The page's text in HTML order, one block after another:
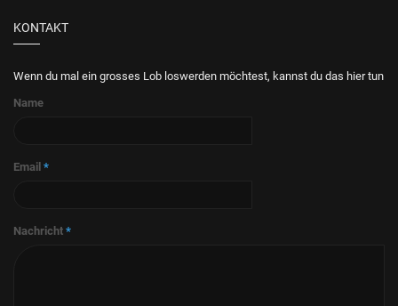
KONTAKT
Wenn du mal ein grosses Lob loswerden möchtest, kannst du das hier tun
Name
Email *
Nachricht *